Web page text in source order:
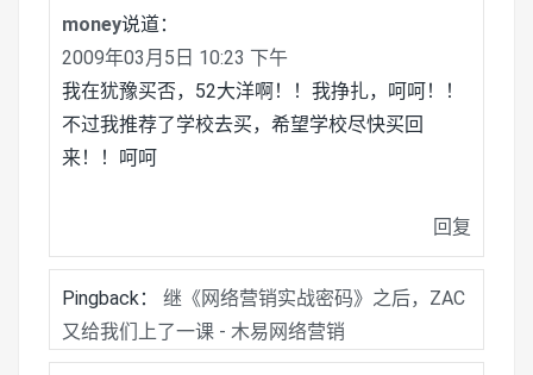
money说道：
2009年03月5日 10:23 下午
我在犹豫买否，52大洋啊！！我挣扎，呵呵！！
不过我推荐了学校去买，希望学校尽快买回
来！！呵呵
回复
Pingback： 继《网络营销实战密码》之后，ZAC
又给我们上了一课 - 木易网络营销